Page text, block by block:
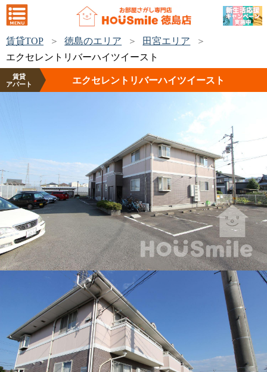
賃貸TOP 徳島のエリア
田宮エリア
エクセレントリバーハイツイースト
賃貸
アパート
エクセレントリバーハイツイースト